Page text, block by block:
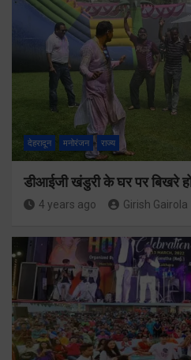
देहरादून मनोरंजन राज्य
डीआईजी खंडुरी के घर पर बिखरे
4 years ago Girish Gairola